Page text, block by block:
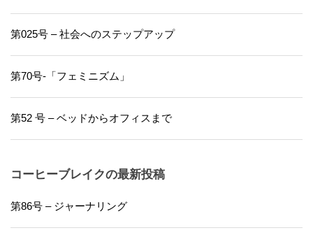
第025号 – 社会へのステップアップ
第70号-「フェミニズム」
第52 号 – ベッドからオフィスまで
コーヒーブレイクの最新投稿
第86号 – ジャーナリング